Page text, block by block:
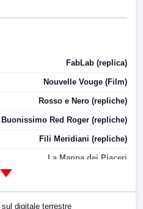
FabLab (replica)
Nouvelle Vouge (Film)
Rosso e Nero (repliche)
Buonissimo Red Roger (repliche)
Fili Meridiani (repliche)
La Mappa dei Piaceri
LabNews (replica)
digitale terrestre